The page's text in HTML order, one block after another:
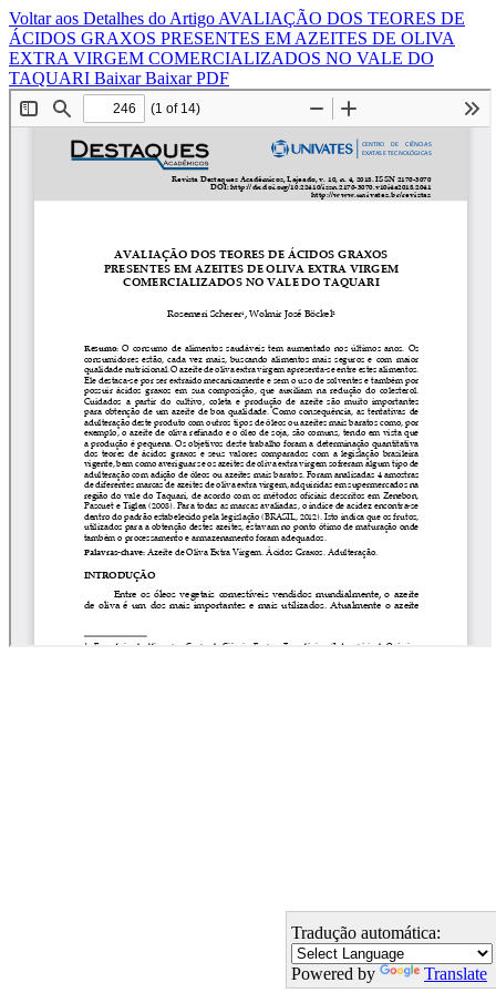
Voltar aos Detalhes do Artigo AVALIAÇÃO DOS TEORES DE
ÁCIDOS GRAXOS PRESENTES EM AZEITES DE OLIVA
EXTRA VIRGEM COMERCIALIZADOS NO VALE DO
TAQUARI BaixarBaixar PDF
Tradução automática:
Powered by Translate